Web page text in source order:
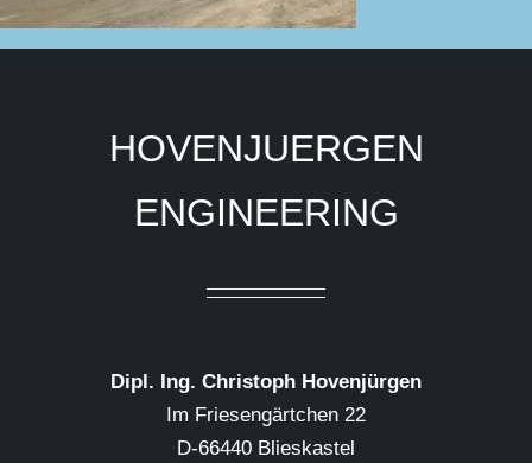
HOVENJUERGEN
ENGINEERING
Dipl. Ing. Christoph Hovenjürgen
Im Friesengärtchen 22
D-66440 Blieskastel